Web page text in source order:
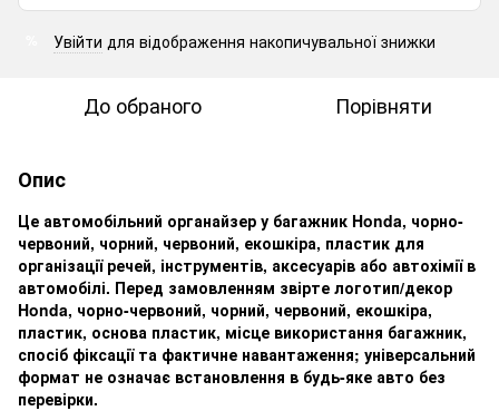
Увійти для відображення накопичувальної знижки
До обраного Порівняти
Опис
Це автомобільний органайзер у багажник Honda, чорно-
червоний, чорний, червоний, екошкіра, пластик для
організації речей, інструментів, аксесуарів або автохімії в
автомобілі. Перед замовленням звірте логотип/декор
Honda, чорно-червоний, чорний, червоний, екошкіра,
пластик, основа пластик, місце використання багажник,
спосіб фіксації та фактичне навантаження; універсальний
формат не означає встановлення в будь-яке авто без
перевірки.